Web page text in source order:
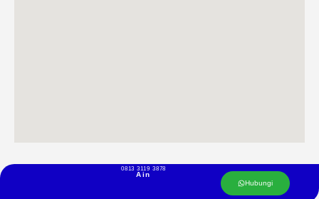
Ain
0813 3119 3878
Hubungi